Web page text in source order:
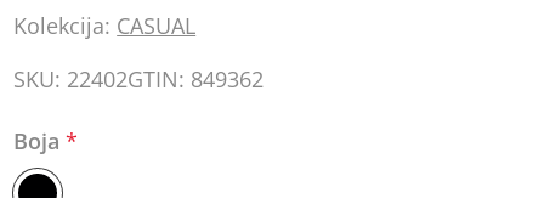
Kolekcija: CASUAL
SKU: 22402GTIN: 849362
Boja*